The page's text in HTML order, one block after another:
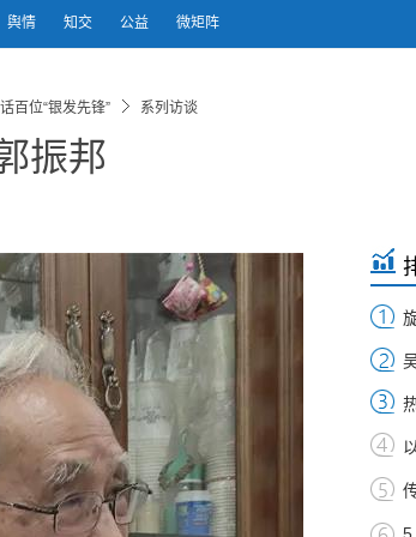
舆情 知交 公益 微矩阵
百位“银发先锋” 系列访谈
振邦